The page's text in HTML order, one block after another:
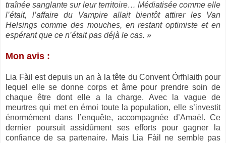
traînée sanglante sur leur territoire… Médiatisée comme elle
l’était, l’affaire du Vampire allait bientôt attirer les Van
Helsings comme des mouches, en restant optimiste et en
espérant que ce n’était pas déjà le cas. »
Mon avis :
Lia Fàil est depuis un an à la tête du Convent Órfhlaith pour
lequel elle se donne corps et âme pour prendre soin de
chaque être dont elle a la charge. Avec la vague de
meurtres qui met en émoi toute la population, elle s’investit
énormément dans l’enquête, accompagnée d’Amaël. Ce
dernier poursuit assidûment ses efforts pour gagner la
confiance de sa partenaire. Mais Lia Fàil ne semble pas